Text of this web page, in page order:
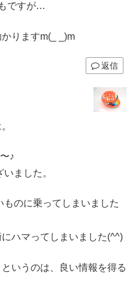
ですが…
りますm(_ _)m
返信
♪
ました。
のに乗ってしまいました
ハマってしまいました(^^)
いうのは、良い情報を得る